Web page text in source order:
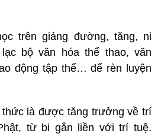
trên giảng đường, tăng, ni
bộ văn hóa thể thao, văn
động tập thể… để rèn luyện
là được tăng trưởng về trí
từ bi gắn liền với trí tuệ.